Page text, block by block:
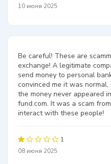
10 июня 2025
Be careful! These are
exchange! A legitimate
send money to personal
convinced me it was
the money never appeared
fund.com. It was a scam
interact with these people!
1
08 июня 2025